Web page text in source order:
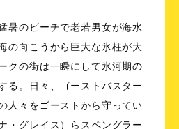
暑のビーチで老若男女が海水
の向こうから巨大な氷柱が大
クの街は一瞬にして氷河期の
る。日々、ゴーストバスター
人々をゴーストから守ってい
・グレイス）らスペングラー